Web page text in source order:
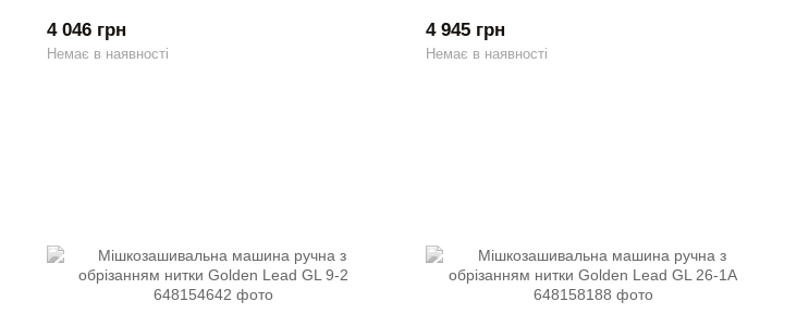
4 046 грн
Немає в наявності
4 945 грн
Немає в наявності